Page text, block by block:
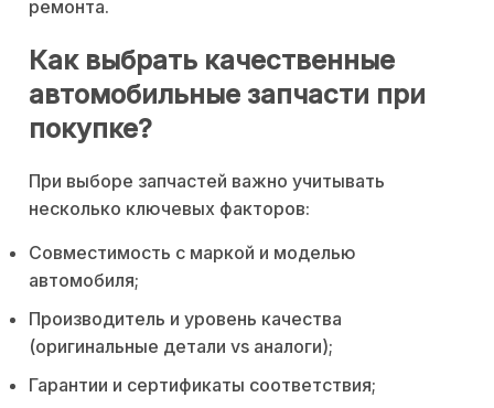
ремонта.
Как выбрать качественные
автомобильные запчасти при
покупке?
При выборе запчастей важно учитывать
несколько ключевых факторов:
Совместимость с маркой и моделью
автомобиля;
Производитель и уровень качества
(оригинальные детали vs аналоги);
Гарантии и сертификаты соответствия;